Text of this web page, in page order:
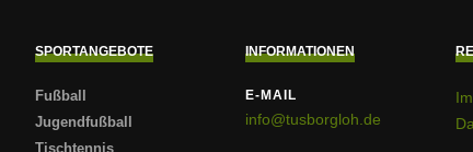
SPORTANGEBOTE
Fußball
Jugendfußball
Tischtennis
INFORMATIONEN
E-MAIL
info@tusborgloh.de